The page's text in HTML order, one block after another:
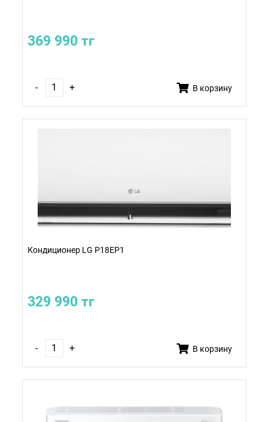
369 990 тг
- + В корзину
Кондиционер LG P18EP1
329 990 тг
- + В корзину